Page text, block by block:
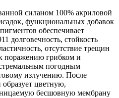
силаном 100% акриловой
функциональных добавок
обеспечивает
долговечность, стойкость
отсутствие трещин
поражению грибком и
погодным
излучению. После
цветную,
бесшовную мембрану